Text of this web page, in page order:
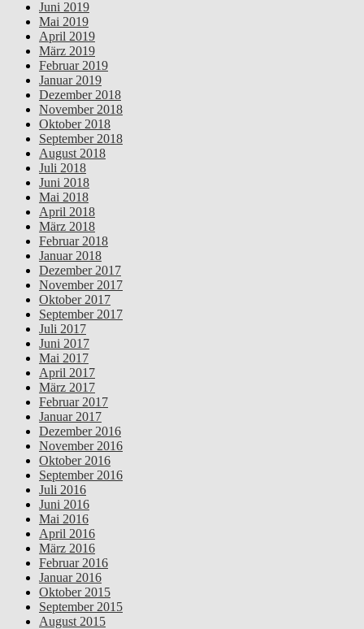
Juni 2019
Mai 2019
April 2019
März 2019
Februar 2019
Januar 2019
Dezember 2018
November 2018
Oktober 2018
September 2018
August 2018
Juli 2018
Juni 2018
Mai 2018
April 2018
März 2018
Februar 2018
Januar 2018
Dezember 2017
November 2017
Oktober 2017
September 2017
Juli 2017
Juni 2017
Mai 2017
April 2017
März 2017
Februar 2017
Januar 2017
Dezember 2016
November 2016
Oktober 2016
September 2016
Juli 2016
Juni 2016
Mai 2016
April 2016
März 2016
Februar 2016
Januar 2016
Oktober 2015
September 2015
August 2015